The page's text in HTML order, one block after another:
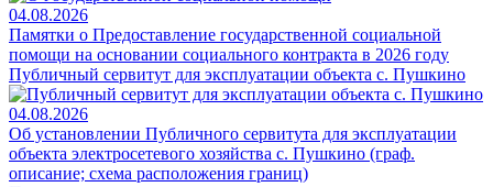
04.08.2026
Памятки о Предоставление государственной социальной
помощи на основании социального контракта в 2026 году
Публичный сервитут для эксплуатации объекта с. Пушкино
04.08.2026
Об установлении Публичного сервитута для эксплуатации
объекта электросетевого хозяйства с. Пушкино (граф.
описание; схема расположения границ)